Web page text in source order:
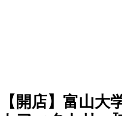
【開店】富山大